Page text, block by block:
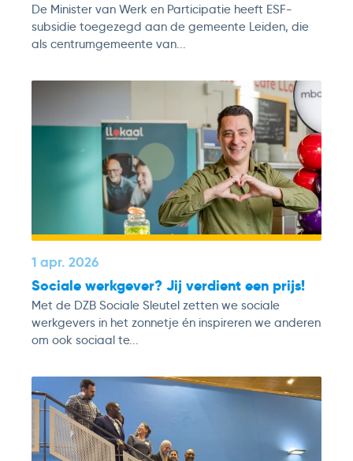
De Minister van Werk en Participatie heeft ESF-
subsidie toegezegd aan de gemeente Leiden, die
als centrumgemeente van...
1 apr. 2026
Sociale werkgever? Jij verdient een prijs!
Met de DZB Sociale Sleutel zetten we sociale
werkgevers in het zonnetje én inspireren we anderen
om ook sociaal te...